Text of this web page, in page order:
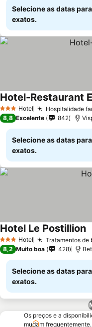
Selecione as datas
exatos.
3 EstrelasHotel Hospitalidade
Hotel-Restaurant
8,8 Excelente 842
Selecione as datas
exatos.
3 EstrelasHotel Tratamentos de
Hotel Le Postillion
8,2 Muito boa 428
Selecione as datas
exatos.
Os preços e a
mudam